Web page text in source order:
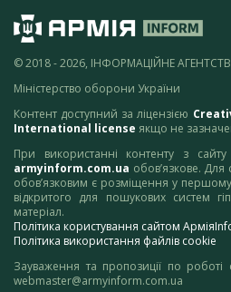
© 2018 - 2026, ІНФОРМАЦІЙНЕ
Міністерство оборони України
Контент доступний за ліцензією
International license якщо не
При використанні контенту з
armyinform.com.ua обов’язкове. Для
обов’язковим є розміщення у
відкритого для пошукових систем
матеріал.
Політика користування сайтом
Політика використання файлів cookie
Зауваження та пропозиції по роботі
webmaster@armyinform.com.ua